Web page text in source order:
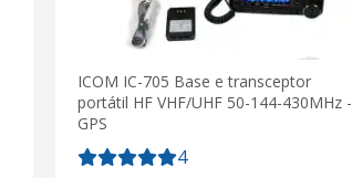
ICOM IC-705 Base e transceptor
portátil HF VHF/UHF 50-144-430MHz -
GPS
4